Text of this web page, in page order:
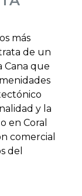
más
de un
Cana que
y la
en Coral
comercial
del